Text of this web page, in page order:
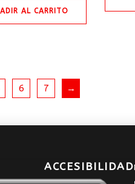
AL CARRITO
6 7 →
ACCESIBILIDAD